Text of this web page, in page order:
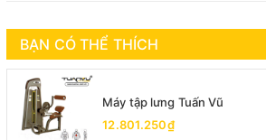
BẠN CÓ THỂ THÍCH
Máy tập lưng Tuấn Vũ
12.801.250₫